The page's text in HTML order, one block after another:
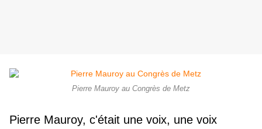
Pierre Mauroy au Congrès de Metz
Pierre Mauroy, c'était une voix, une voix